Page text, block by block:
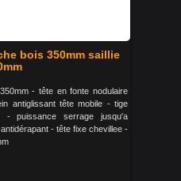
bois 350mm saillie
- tête en fonte nodulaire
antiglissant tête mobile - tige
- puissance serrage jusqu'a
- tête fixe chevillee -